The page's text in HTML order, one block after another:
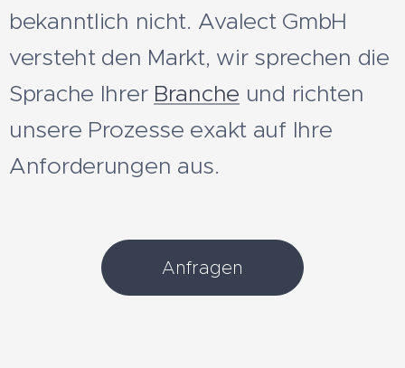
bekanntlich nicht. Avalect GmbH
versteht den Markt, wir sprechen die
Sprache Ihrer Branche und richten
unsere Prozesse exakt auf Ihre
Anforderungen aus.
Anfragen